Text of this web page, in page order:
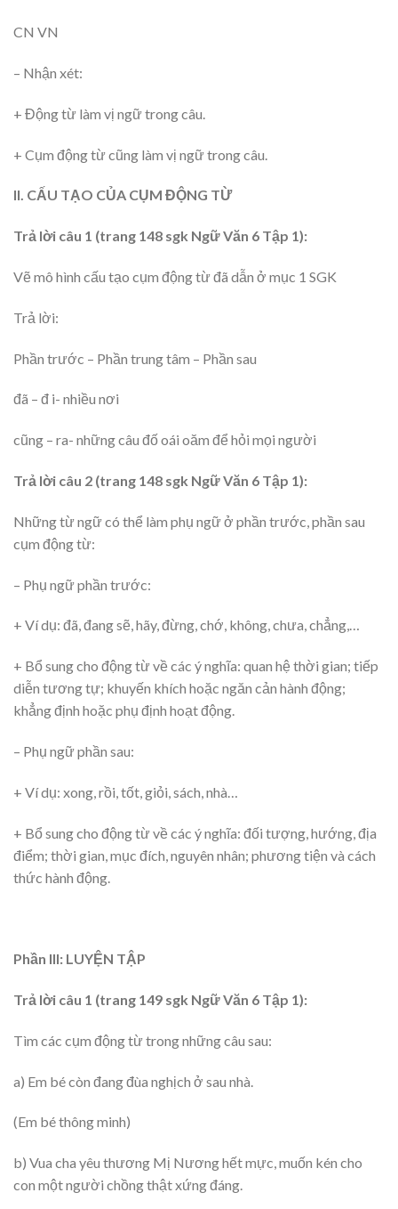
CN VN
– Nhận xét:
+ Động từ làm vị ngữ trong câu.
+ Cụm động từ cũng làm vị ngữ trong câu.
II. CẤU TẠO CỦA CỤM ĐỘNG TỪ
Trả lời câu 1 (trang 148 sgk Ngữ Văn 6 Tập 1):
Vẽ mô hình cấu tạo cụm động từ đã dẫn ở mục 1 SGK
Trả lời:
Phần trước – Phần trung tâm – Phần sau
đã – đ i- nhiều nơi
cũng – ra- những câu đố oái oăm để hỏi mọi người
Trả lời câu 2 (trang 148 sgk Ngữ Văn 6 Tập 1):
Những từ ngữ có thể làm phụ ngữ ở phần trước, phần sau
cụm động từ:
– Phụ ngữ phần trước:
+ Ví dụ: đã, đang sẽ, hãy, đừng, chớ, không, chưa, chẳng,…
+ Bổ sung cho động từ về các ý nghĩa: quan hệ thời gian; tiếp
diễn tương tự; khuyến khích hoặc ngăn cản hành động;
khẳng định hoặc phụ định hoạt động.
– Phụ ngữ phần sau:
+ Ví dụ: xong, rồi, tốt, giỏi, sách, nhà…
+ Bổ sung cho động từ về các ý nghĩa: đối tượng, hướng, địa
điểm; thời gian, mục đích, nguyên nhân; phương tiện và cách
thức hành động.
Phần III: LUYỆN TẬP
Trả lời câu 1 (trang 149 sgk Ngữ Văn 6 Tập 1):
Tìm các cụm động từ trong những câu sau:
a) Em bé còn đang đùa nghịch ở sau nhà.
(Em bé thông minh)
b) Vua cha yêu thương Mị Nương hết mực, muốn kén cho
con một người chồng thật xứng đáng.